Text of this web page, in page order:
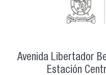
Avenida Libertador
Estación